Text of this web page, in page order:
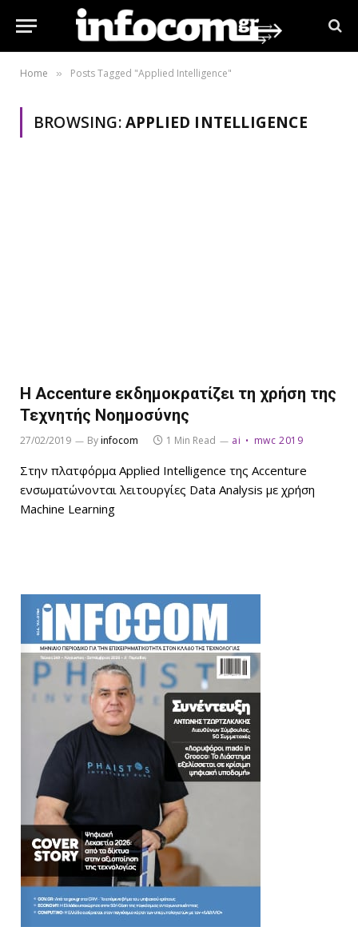
Home » Posts Tagged "Applied Intelligence"
BROWSING:APPLIED INTELLIGENCE
Η Accenture εκδημοκρατίζει τη χρήση της
Τεχνητής Νοημοσύνης
27/02/2019 Byinfocom 1 Min Read ai mwc 2019
Στην πλατφόρμα Applied Intelligence της Accenture
ενσωματώνονται λειτουργίες Data Analysis με χρήση
Machine Learning